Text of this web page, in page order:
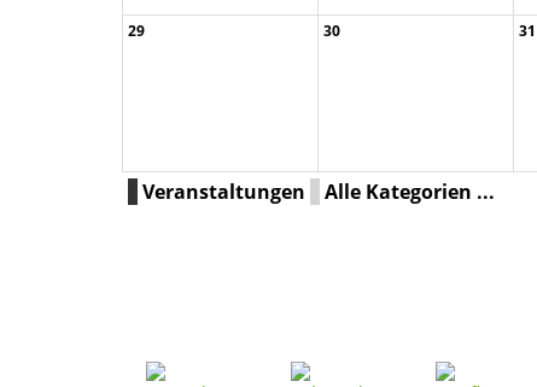
29 30 31
Veranstaltungen Alle Kategorien ...